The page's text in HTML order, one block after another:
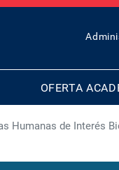
TOP
OFERTA
Humanas de Interés